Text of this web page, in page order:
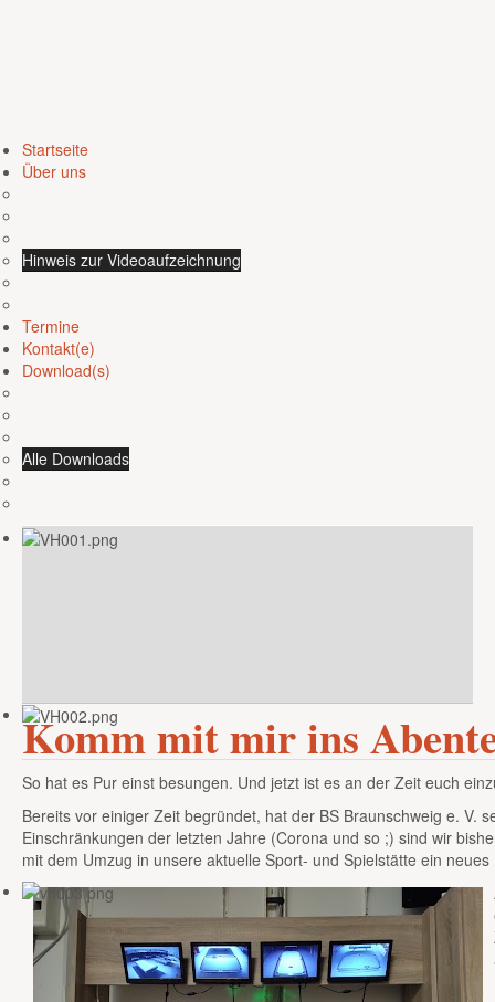
Startseite
Über uns
Hinweis zur Videoaufzeichnung
Termine
Kontakt(e)
Download(s)
Alle Downloads
Komm mit mir ins
So hat es Pur einst besungen. Und jetzt ist es an der Zeit euch
Bereits vor einiger Zeit begründet, hat der BS Braunschweig e. V.
Einschränkungen der letzten Jahre (Corona und so ;) sind wir
mit dem Umzug in unsere aktuelle Sport- und Spielstätte ein